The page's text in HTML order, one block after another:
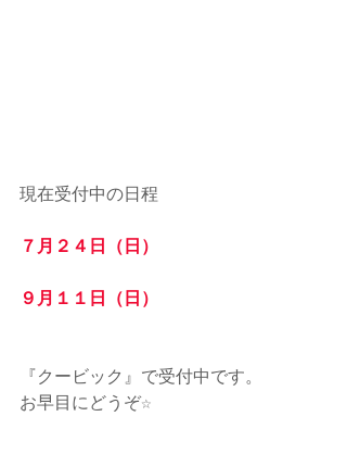
現在受付中の日程
７月２４日（日）
９月１１日（日）
『クービック』で受付中です。
お早目にどうぞ☆